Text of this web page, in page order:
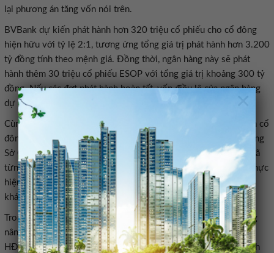
×
lại phương án tăng vốn nói trên.
BVBank dự kiến phát hành hơn 320 triệu cổ phiếu cho cổ đông
hiện hữu với tỷ lệ 2:1, tương ứng tổng giá trị phát hành hơn 3.200
tỷ đồng tính theo mệnh giá. Đồng thời, ngân hàng này sẽ phát
hành thêm 30 triệu cổ phiếu ESOP với tổng giá trị khoảng 300 tỷ
đồng. Nếu các đợt phát hành hoàn tất, vốn điều lệ của ngân hàng
dự kiến tăng từ 6.400 tỷ đồng lên hơn 9.900 tỷ đồng.
Cùng với kế hoạch tăng vốn, HĐQT BVBank cũng tiếp tục trình cổ
đông phương án chuyển giao dịch cổ phiếu BVB từ UPCoM sang
Sở Giao dịch Chứng khoán TP HCM (HOSE). Đây là nội dung đã
từng được thông qua tại các kỳ đại hội trước nhưng chưa thể thực
hiện do điều kiện thị trường chưa thuận lợi cùng một số yếu tố
khách quan khác.
Trong bối cảnh thị trường chứng khoán Việt Nam được kỳ vọng
nâng hạng và triển vọng kinh doanh năm 2026 có thể cải thiện,
HĐQT tiếp tục xin ý kiến cổ đông về việc hủy đăng ký giao dịch